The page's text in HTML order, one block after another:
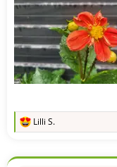
R
k
Lilli S.